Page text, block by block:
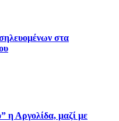
στα
η Αργολίδα, μαζί με